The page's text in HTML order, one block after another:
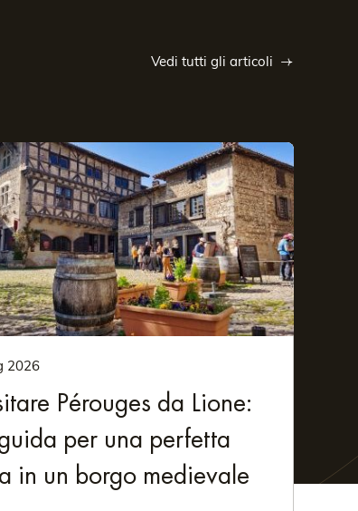
un soggiorno in totale autonomia.
connessione internet veloce e affidabile.
di luci. Artisti locali e internazionali
si respira in città durante l'evento.
passaggi pedonali) ed edifici storici. Cogli
Ogni anno è uno dei luoghi chiave che
trovare uno zoo e un giardino botanico da
Vedi tutti gli articoli
2026
Pérouges da Lione:
per una perfetta
in un borgo medievale